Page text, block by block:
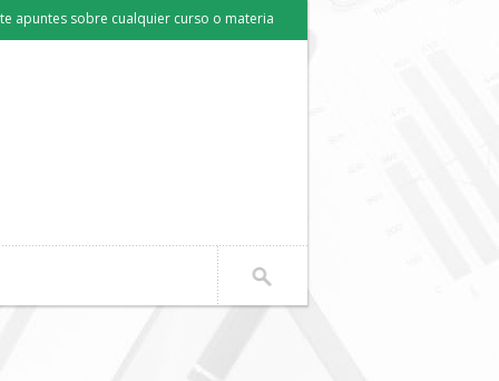
apuntes sobre cualquier curso o materia